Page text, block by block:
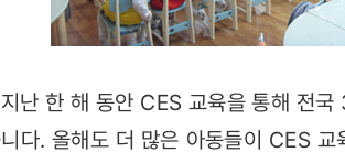
난 한 해 동안 CES 교육을 통해 전
다. 올해도 더 많은 아동들이 CES